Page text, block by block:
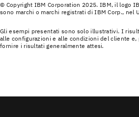
© Copyright IBM Corporation 2025. IBM, il logo
sono marchi o marchi registrati di IBM Corp., nel
Gli esempi presentati sono solo illustrativi. I
alle configurazioni e alle condizioni del cliente
fornire i risultati generalmente attesi.